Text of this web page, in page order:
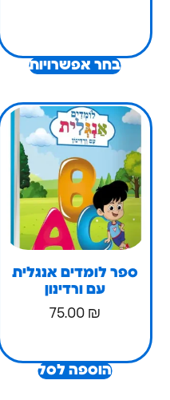
בחר אפשרויות
לומדים אנגלית
עם ורדינון
75.00
הוספה לסל